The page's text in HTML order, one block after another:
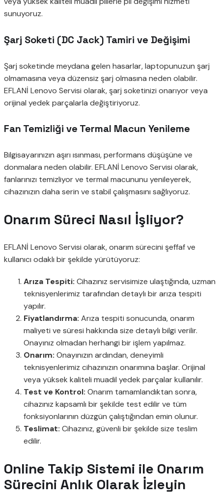
sunuyoruz.
Şarj Soketi (DC Jack) Tamiri ve Değişimi
Şarj soketinde meydana gelen hasarlar, laptopunuzun şarj
olmamasına veya düzensiz şarj olmasına neden olabilir.
EFLANİ Lenovo Servisi olarak, şarj soketinizi onarıyor veya
orijinal yedek parçalarla değiştiriyoruz.
Fan Temizliği ve Termal Macun Yenileme
Bilgisayarınızın aşırı ısınması, performans düşüşüne ve
donmalara neden olabilir. EFLANİ Lenovo Servisi olarak,
fanlarınızı temizliyor ve termal macununu yenileyerek,
cihazınızın daha serin ve stabil çalışmasını sağlıyoruz.
Onarım Süreci Nasıl İşliyor?
EFLANİ Lenovo Servisi olarak, onarım sürecini şeffaf ve
kullanıcı odaklı bir şekilde yürütüyoruz:
Arıza Tespiti: Cihazınız servisimize ulaştığında, uzman
teknisyenlerimiz tarafından detaylı bir arıza tespiti
yapılır.
Fiyatlandırma: Arıza tespiti sonucunda, onarım
maliyeti ve süresi hakkında size detaylı bilgi verilir.
Onayınız olmadan herhangi bir işlem yapılmaz.
Onarım: Onayınızın ardından, deneyimli
teknisyenlerimiz cihazınızın onarımına başlar. Orijinal
veya yüksek kaliteli muadil yedek parçalar kullanılır.
Test ve Kontrol: Onarım tamamlandıktan sonra,
cihazınız kapsamlı bir şekilde test edilir ve tüm
fonksiyonlarının düzgün çalıştığından emin olunur.
Teslimat: Cihazınız, güvenli bir şekilde size teslim
edilir.
Online Takip Sistemi ile Onarım
Sürecini Anlık Olarak İzleyin